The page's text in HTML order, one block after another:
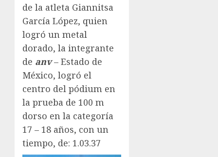
de la atleta Giannitsa
García López, quien
logró un metal
dorado, la integrante
de anv– Estado de
México, logró el
centro del pódium en
la prueba de 100 m
dorso en la categoría
17 – 18 años, con un
tiempo, de: 1.03.37